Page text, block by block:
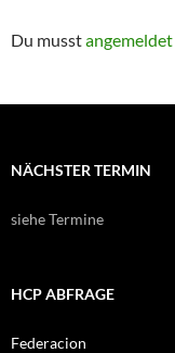
Du musstangemeldet
NÄCHSTER TERMIN
siehe Termine
HCP ABFRAGE
Federacion